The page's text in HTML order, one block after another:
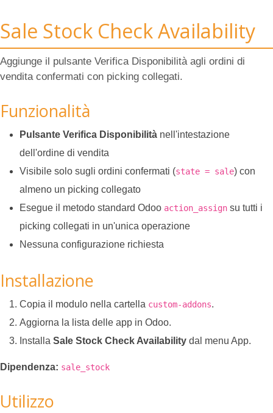
Sale Stock Check Availability
Aggiunge il pulsante Verifica Disponibilità agli ordini di
vendita confermati con picking collegati.
Funzionalità
Pulsante Verifica Disponibilità nell'intestazione
dell'ordine di vendita
Visibile solo sugli ordini confermati (state = sale) con
almeno un picking collegato
Esegue il metodo standard Odoo action_assign su tutti i
picking collegati in un'unica operazione
Nessuna configurazione richiesta
Installazione
Copia il modulo nella cartella custom-addons.
Aggiorna la lista delle app in Odoo.
Installa Sale Stock Check Availability dal menu App.
Dipendenza: sale_stock
Utilizzo